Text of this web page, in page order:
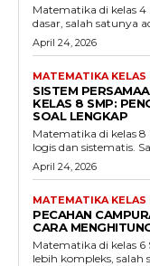
Matematika di kelas
dasar, salah satunya
April 24, 2026
MATEMATIKA KELAS
SISTEM
KELAS 8 SMP:
SOAL LENGKAP
Matematika di kelas
logis dan sistematis.
April 24, 2026
MATEMATIKA KELAS
PECAHAN
CARA
Matematika di kelas
lebih kompleks, salah